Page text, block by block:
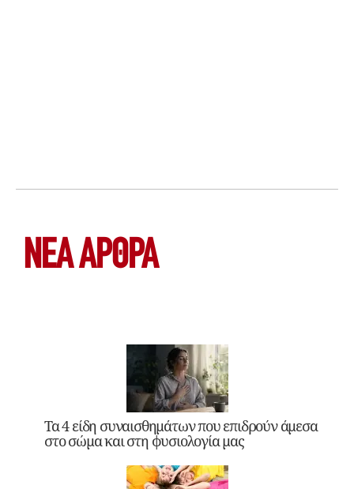
ΝΕΑ ΆΡΘΡΑ
Τα 4 είδη συναισθημάτων που επιδρούν άμεσα
στο σώμα και στη φυσιολογία μας